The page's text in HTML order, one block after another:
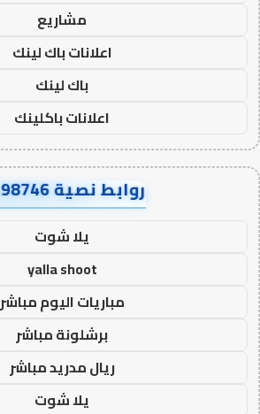
مشاريع
اعلانات باك لينك
باك لينك
اعلانات باكلينك
روابط نصية AA98746
يلا شوت
yalla shoot
مباريات اليوم مباشر
برشلونة مباشر
ريال مدريد مباشر
يلا شوت